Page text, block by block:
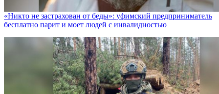
«Никто не заcтрахован от беды»: уфимский предприниматель
бесплатно парит и моет людей с инвалидностью